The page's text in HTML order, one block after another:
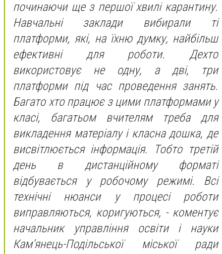
починаючи ще з першої хвилі карантину.
Навчальні заклади вибирали ті
платформи, які, на їхню думку, найбільш
ефективні для роботи. Дехто
використовує не одну, а дві, три
платформи під час проведення занять.
Багато хто працює з цими платформами у
класі, багатьом вчителям треба для
викладення матеріалу і класна дошка, де
висвітлюється інформація. Тобто третій
день в дистанційному форматі
відбувається у робочому режимі. Всі
технічні нюанси у процесі роботи
виправляються, коригуються, - коментує
начальник управління освіти і науки
Кам’янець-Подільської міської ради